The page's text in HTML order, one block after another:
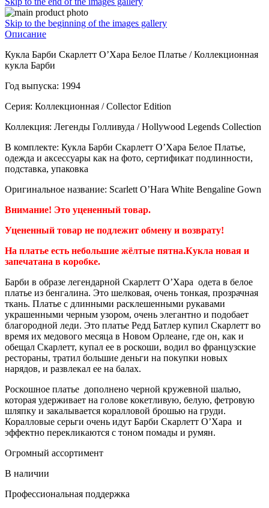
Skip to the beginning of the images gallery
Описание
Кукла Барби Скарлетт О’Хара Белое Платье / Коллекционная
кукла Барби
Год выпуска: 1994
Серия: Коллекционная / Collector Edition
Коллекция: Легенды Голливуда / Hollywood Legends Collection
В комплекте: Кукла Барби Скарлетт О’Хара Белое Платье,
одежда и аксессуары как на фото, сертификат подлинности,
подставка, упаковка
Оригинальное название: Scarlett O’Hara White Bengaline Gown
Внимание! Это уцененный товар.
Уцененный товар не подлежит обмену и возврату!
На платье есть небольшие жёлтые пятна.Кукла новая и
запечатана в коробке.
Барби в образе легендарной Скарлетт О’Хара одета в белое
платье из бенгалина. Это шелковая, очень тонкая, прозрачная
ткань. Платье с длинными расклешенными рукавами
украшенными черным узором, очень элегантно и подобает
благородной леди. Это платье Редд Батлер купил Скарлетт во
время их медового месяца в Новом Орлеане, где он, как и
обещал Скарлетт, купал ее в роскоши, водил во французские
рестораны, тратил большие деньги на покупки новых
нарядов, и развлекал ее на балах.
Роскошное платье дополнено черной кружевной шалью,
которая удерживает на голове кокетливую, белую, фетровую
шляпку и закалывается коралловой брошью на груди.
Коралловые серьги очень идут Барби Скарлетт О’Хара и
эффектно перекликаются с тоном помады и румян.
Огромный ассортимент
В наличии
Профессиональная поддержка